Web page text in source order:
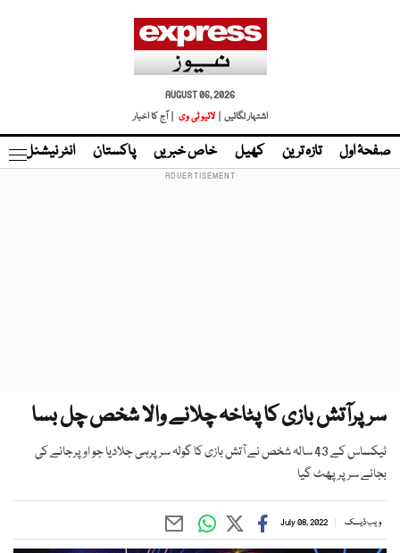
AUGUST 06, 2026
اشتہار لگائیں |
لائیو ٹی وی | آج کا اخبار
صفحۂ اول تازہ ترین کھیل خاص خبریں پاکستان انٹر نیشنل
سرپرآتش بازی کا پٹاخہ چلانے والا شخص چل بسا
ٹیکساس کے 43 سالہ شخص نے آتش بازی کا گولہ سرپرہی جلادیا جو اوپرجانے کی
بجائے سر پر پھٹ گیا
ویب ڈیسک July 08, 2022